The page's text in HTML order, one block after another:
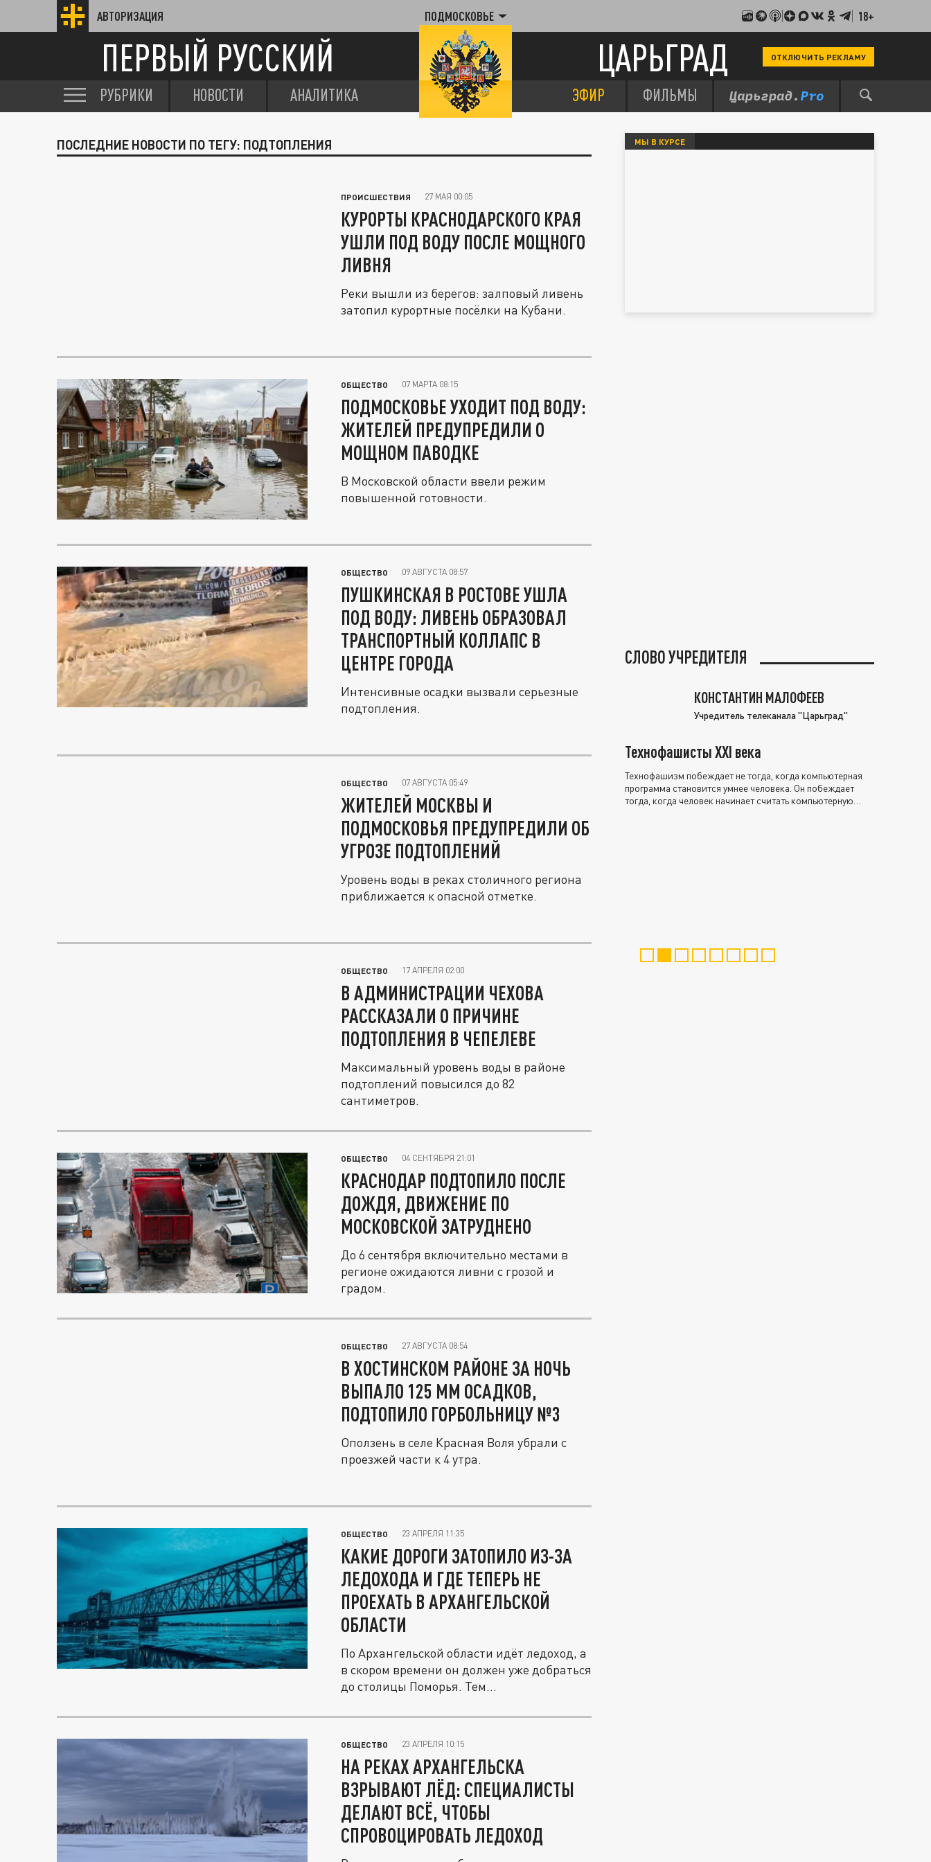
АВТОРИЗАЦИЯ ПОДМОСКОВЬЕ 18+
ПЕРВЫЙ РУССКИЙ ЦАРЬГРАД ОТКЛЮЧИТЬ РЕКЛАМУ
РУБРИКИ НОВОСТИ АНАЛИТИКА ЭФИР ФИЛЬМЫ
ПОСЛЕДНИЕ НОВОСТИ ПО ТЕГУ: ПОДТОПЛЕНИЯ
ПРОИСШЕСТВИЯ 27 МАЯ 00:05
КУРОРТЫ КРАСНОДАРСКОГО КРАЯ
УШЛИ ПОД ВОДУ ПОСЛЕ МОЩНОГО
ЛИВНЯ
Реки вышли из берегов: залповый ливень
затопил курортные посёлки на Кубани.
ОБЩЕСТВО 07 МАРТА 08:15
ПОДМОСКОВЬЕ УХОДИТ ПОД ВОДУ:
ЖИТЕЛЕЙ ПРЕДУПРЕДИЛИ О
МОЩНОМ ПАВОДКЕ
В Московской области ввели режим
повышенной готовности.
ОБЩЕСТВО 09 АВГУСТА 08:57
ПУШКИНСКАЯ В РОСТОВЕ УШЛА
ПОД ВОДУ: ЛИВЕНЬ ОБРАЗОВАЛ
ТРАНСПОРТНЫЙ КОЛЛАПС В
ЦЕНТРЕ ГОРОДА
Интенсивные осадки вызвали серьезные
подтопления.
ОБЩЕСТВО 07 АВГУСТА 05:49
ЖИТЕЛЕЙ МОСКВЫ И
ПОДМОСКОВЬЯ ПРЕДУПРЕДИЛИ ОБ
УГРОЗЕ ПОДТОПЛЕНИЙ
Уровень воды в реках столичного региона
приближается к опасной отметке.
ОБЩЕСТВО 17 АПРЕЛЯ 02:00
В АДМИНИСТРАЦИИ ЧЕХОВА
РАССКАЗАЛИ О ПРИЧИНЕ
ПОДТОПЛЕНИЯ В ЧЕПЕЛЕВЕ
Максимальный уровень воды в районе
подтоплений повысился до 82
сантиметров.
ОБЩЕСТВО 04 СЕНТЯБРЯ 21:01
КРАСНОДАР ПОДТОПИЛО ПОСЛЕ
ДОЖДЯ, ДВИЖЕНИЕ ПО
МОСКОВСКОЙ ЗАТРУДНЕНО
До 6 сентября включительно местами в
регионе ожидаются ливни с грозой и
градом.
ОБЩЕСТВО 27 АВГУСТА 08:54
В ХОСТИНСКОМ РАЙОНЕ ЗА НОЧЬ
ВЫПАЛО 125 ММ ОСАДКОВ,
ПОДТОПИЛО ГОРБОЛЬНИЦУ №3
Оползень в селе Красная Воля убрали с
проезжей части к 4 утра.
ОБЩЕСТВО 23 АПРЕЛЯ 11:35
КАКИЕ ДОРОГИ ЗАТОПИЛО ИЗ-ЗА
ЛЕДОХОДА И ГДЕ ТЕПЕРЬ НЕ
ПРОЕХАТЬ В АРХАНГЕЛЬСКОЙ
ОБЛАСТИ
По Архангельской области идёт ледоход, а
в скором времени он должен уже добраться
до столицы Поморья. Тем...
ОБЩЕСТВО 23 АПРЕЛЯ 10:15
НА РЕКАХ АРХАНГЕЛЬСКА
ВЗРЫВАЮТ ЛЁД: СПЕЦИАЛИСТЫ
ДЕЛАЮТ ВСЁ, ЧТОБЫ
СПРОВОЦИРОВАТЬ ЛЕДОХОД
МЫ В КУРСЕ
СЛОВО УЧРЕДИТЕЛЯ
КОНСТАНТИН МАЛОФЕЕВ
Учредитель телеканала "Царьград"
Технофашисты XXI века
Технофашизм побеждает не тогда, когда компьютерная
программа становится умнее человека. Он побеждает
тогда, когда человек начинает считать компьютерную